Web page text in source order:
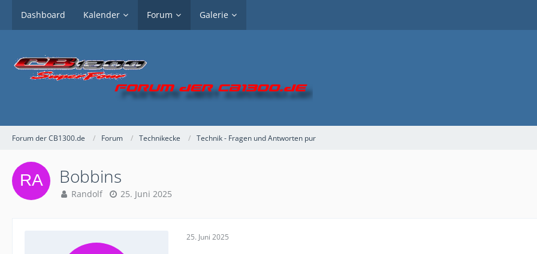
Dashboard Kalender Forum Galerie
Forum der CB1300.de Forum Technikecke Technik - Fragen und Antworten pur
Bobbins
Randolf 25. Juni 2025
25. Juni 2025